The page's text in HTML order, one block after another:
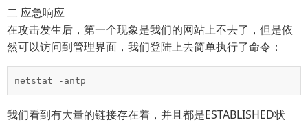
二 应急响应
在攻击发生后，第一个现象是我们的网站上不去了，但是依
然可以访问到管理界面，我们登陆上去简单执行了命令：
netstat -antp
我们看到有大量的链接存在着，并且都是ESTABLISHED状